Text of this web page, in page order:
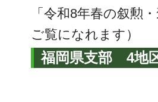
「令和8年春の叙勲
ご覧になれます）
福岡県支部 4地